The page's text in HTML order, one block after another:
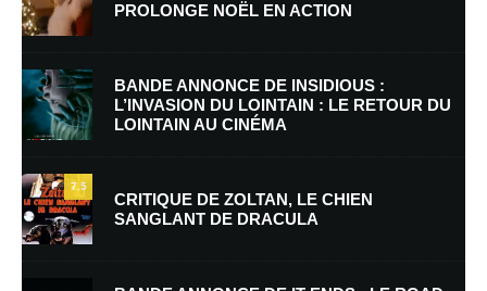
Nom*
E-mail* Site web
Enregistrer mon nom, mon e-mail et mon site dans le navigateur pour
mon prochain commentaire.
PROLONGE NOËL EN ACTION
BANDE ANNONCE DE INSIDIOUS :
L’INVASION DU LOINTAIN : LE RETOUR DU
LOINTAIN AU CINÉMA
7.5
CRITIQUE DE ZOLTAN, LE CHIEN
SANGLANT DE DRACULA